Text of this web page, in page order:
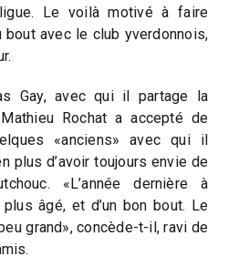
Le voilà motivé à faire
bout avec le club yverdonnois,
Gay, avec qui il partage la
Rochat a accepté de
«anciens» avec qui il
plus d’avoir toujours envie de
«L’année dernière à
âgé, et d’un bon bout. Le
grand», concède-t-il, ravi de